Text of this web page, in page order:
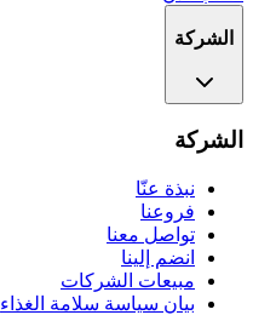
الشركة
الشركة
نبذة عنّا
فروعنا
تواصل معنا
انضم إلينا
مبيعات الشركات
بيان سياسة سلامة الغذاء